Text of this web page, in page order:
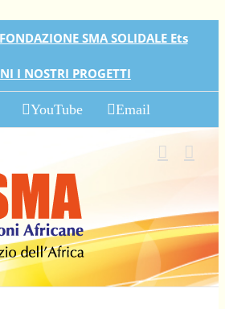
SMA SOLIDALE Ets
I NOSTRI PROGETTI
YouTube Email